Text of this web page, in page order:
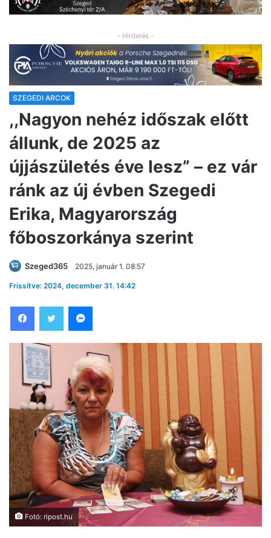
- Hirdetés -
SZEGEDI ARCOK
,,Nagyon nehéz időszak előtt
állunk, de 2025 az
újjászületés éve lesz” – ez vár
ránk az új évben Szegedi
Erika, Magyarország
főboszorkánya szerint
Szeged365 2025, január 1. 08:57
Frissítve: 2024, december 31. 14:42
Fotó: ripost.hu